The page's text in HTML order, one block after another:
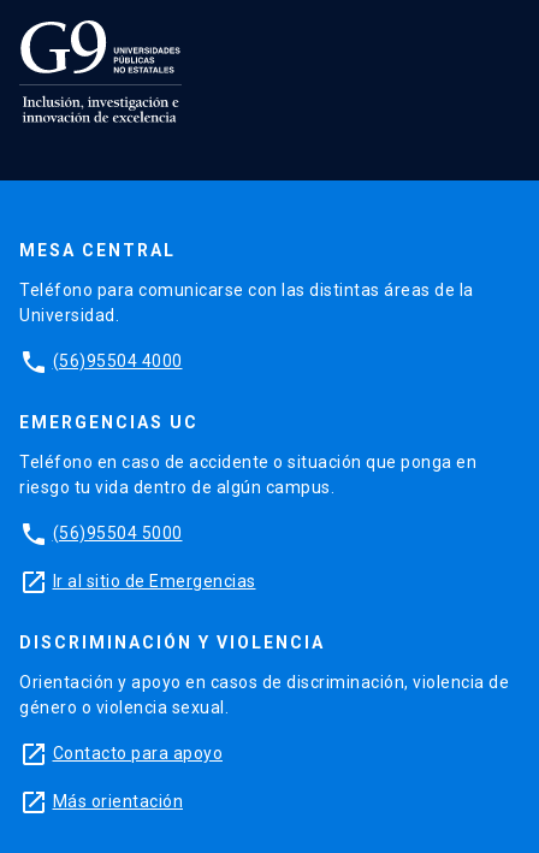
MESA CENTRAL
Teléfono para comunicarse con las distintas áreas de la
Universidad.
phone (56)95504 4000
EMERGENCIAS UC
Teléfono en caso de accidente o situación que ponga en
riesgo tu vida dentro de algún campus.
phone (56)95504 5000
launch Ir al sitio de Emergencias
DISCRIMINACIÓN Y VIOLENCIA
Orientación y apoyo en casos de discriminación, violencia de
género o violencia sexual.
launch Contacto para apoyo
launch Más orientación